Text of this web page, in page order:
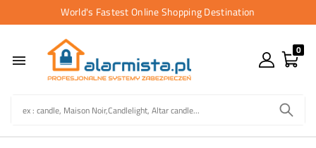
World's Fastest Online Shopping Destination

0